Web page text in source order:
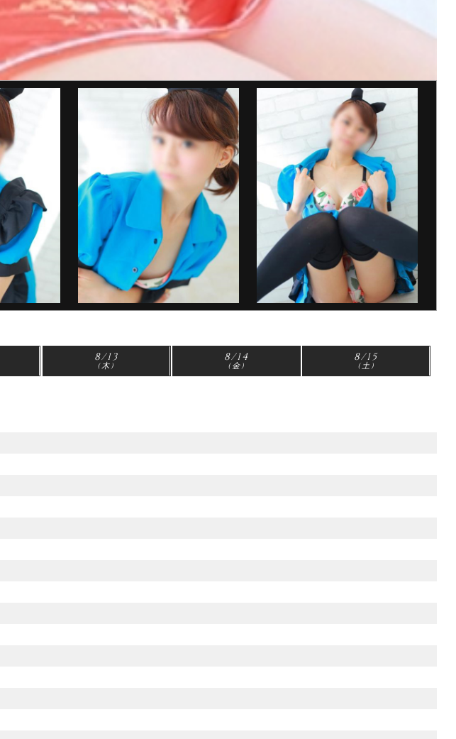
8/13
(木)
8/14
(金)
8/15
(土)